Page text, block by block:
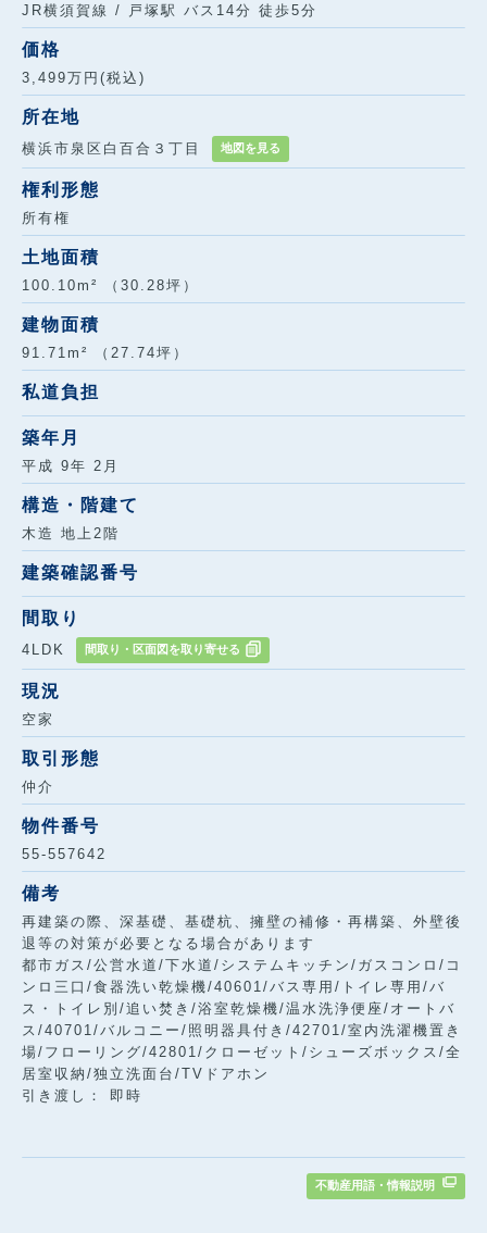
JR横須賀線 / 戸塚駅 バス14分 徒歩5分
価格
3,499万円(税込)
所在地
横浜市泉区白百合３丁目 地図を見る
権利形態
所有権
土地面積
100.10m² （30.28坪）
建物面積
91.71m² （27.74坪）
私道負担
築年月
平成 9年 2月
構造・階建て
木造 地上2階
建築確認番号
間取り
4LDK 間取り・区面図を取り寄せる
現況
空家
取引形態
仲介
物件番号
55-557642
備考
再建築の際、深基礎、基礎杭、擁壁の補修・再構築、外壁後
退等の対策が必要となる場合があります
都市ガス/公営水道/下水道/システムキッチン/ガスコンロ/コ
ンロ三口/食器洗い乾燥機/40601/バス専用/トイレ専用/バ
ス・トイレ別/追い焚き/浴室乾燥機/温水洗浄便座/オートバ
ス/40701/バルコニー/照明器具付き/42701/室内洗濯機置き
場/フローリング/42801/クローゼット/シューズボックス/全
居室収納/独立洗面台/TVドアホン
引き渡し： 即時
不動産用語・情報説明